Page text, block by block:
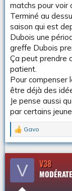
matchs pour voir
Terminé au
saison qui est
Dubois une
greffe Dubois
Ça peut prendre
patient.
Pour compenser
être déjà des
Je pense aussi
par certains
L
e
s
r
é
c
Gavo
V V38